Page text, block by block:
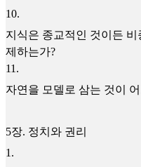
10.
지식은 종교적인 것이든
제하는가?
11 .
자연을 모델로 삼는 것이
5장. 정치와 권리
1 .